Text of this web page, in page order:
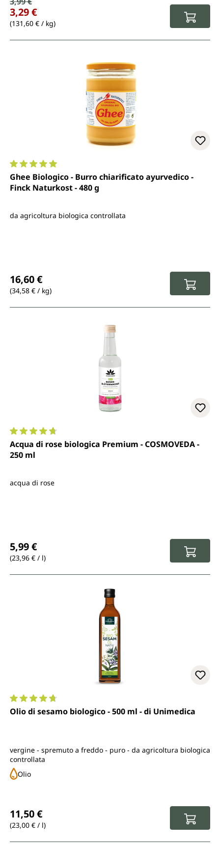
3,29 €
(131,60 € / kg)
Valutazione media di 4.9 su 5 stelle
Ghee Biologico - Burro chiarificato ayurvedico -
Finck Naturkost - 480 g
da agricoltura biologica controllata
16,60 €
(34,58 € / kg)
Valutazione media di 4.8 su 5 stelle
Acqua di rose biologica Premium - COSMOVEDA -
250 ml
acqua di rose
5,99 €
(23,96 € / l)
Valutazione media di 4.7 su 5 stelle
Olio di sesamo biologico - 500 ml - di Unimedica
vergine - spremuto a freddo - puro - da agricoltura biologica
controllata
Olio
11,50 €
(23,00 € / l)